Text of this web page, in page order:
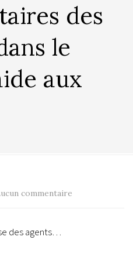
des
le
aux
commentaire
des agents…